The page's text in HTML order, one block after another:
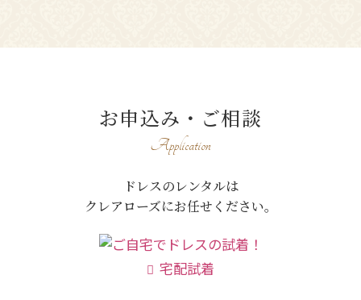
お申込み・ご相談
Application
ドレスのレンタルは
クレアローズにお任せください。
宅配試着